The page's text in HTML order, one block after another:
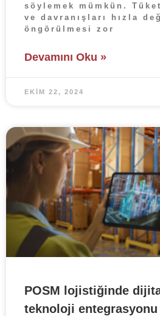
söylemek mümkün.
ve davranışları hızla
öngörülmesi zor
Devamını Oku »
EKIM 22, 2024
POSM lojistiğinde
teknoloji entegrasyonu